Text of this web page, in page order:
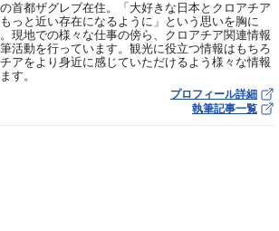
首都ザグレブ在住。「大好きな日本とクロアチア
っと近い存在になるように」という思いを胸に
現地での様々な仕事の傍ら、クロアチア関連情報
活動を行っています。観光に役立つ情報はもちろ
アをより身近に感じていただけるよう様々な情報
す。
プロフィール詳細
執筆記事一覧